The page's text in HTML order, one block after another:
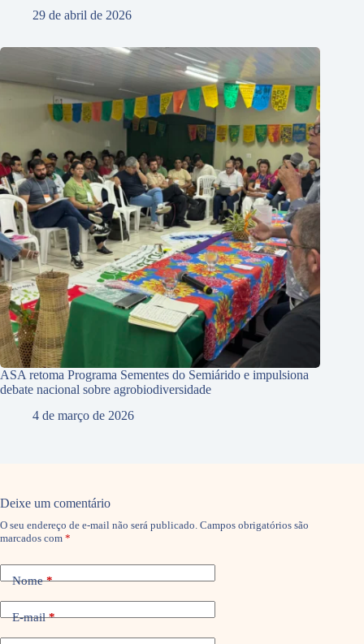
29 de abril de 2026
ASA retoma Programa Sementes do Semiárido e impulsiona
debate nacional sobre agrobiodiversidade
4 de março de 2026
Deixe um comentário
O seu endereço de e-mail não será publicado. Campos obrigatórios são
marcados com *
Nome*
E-mail*